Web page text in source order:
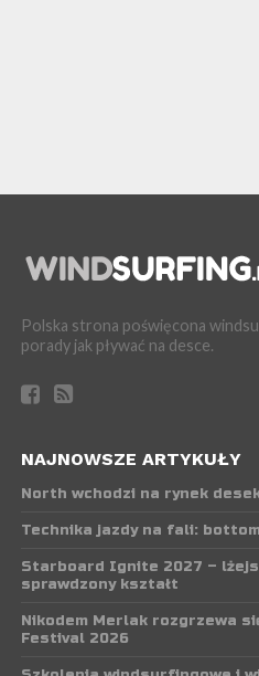
Polska strona poświęcona
porady jak pływać na desce.
NAJNOWSZE ARTYKUŁY
North wchodzi na rynek
Technika jazdy na fali:
Starboard Ignite 2027 –
sprawdzony kształt
Nikodem Merlak rozgrzewa
Festival 2026